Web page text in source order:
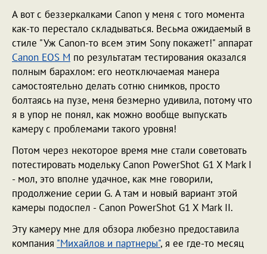
А вот с беззеркалками Canon у меня с того момента
как-то перестало складываться. Весьма ожидаемый в
стиле "Уж Canon-то всем этим Sony покажет!" аппарат
Canon EOS M по результатам тестирования оказался
полным барахлом: его неотключаемая манера
самостоятельно делать сотню снимков, просто
болтаясь на пузе, меня безмерно удивила, потому что
я в упор не понял, как можно вообще выпускать
камеру с проблемами такого уровня!
Потом через некоторое время мне стали советовать
потестировать модельку Canon PowerShot G1 X Mark I
- мол, это вполне удачное, как мне говорили,
продолжение серии G. А там и новый вариант этой
камеры подоспел - Canon PowerShot G1 X Mark II.
Эту камеру мне для обзора любезно предоставила
компания "Михайлов и партнеры", я ее где-то месяц